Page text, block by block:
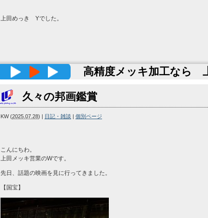
上田めっき Yでした。
高精度メッキ加工なら 上
久々の邦画鑑賞
KW(2025.07.28) | 日記・雑談 | 個別ページ
こんにちわ。
上田メッキ営業のWです。
先日、話題の映画を見に行ってきました。
【国宝】